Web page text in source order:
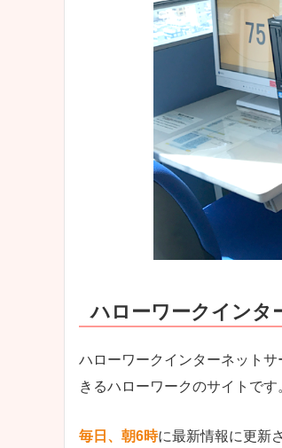
ハローワークインタ
ハローワークインターネット
きるハローワークのサイトです
毎日、朝6時に最新情報に更新